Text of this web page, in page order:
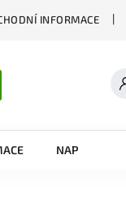
INFORMACE
NAPIŠTE NÁM